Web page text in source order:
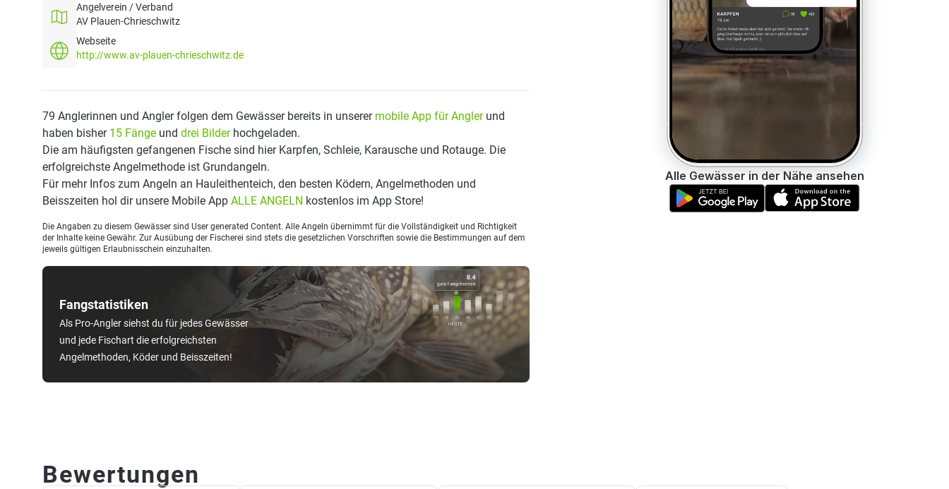
Angelverein / Verband
AV Plauen-Chrieschwitz
Webseite
http://www.av-plauen-chrieschwitz.de
Fangstatistiken
Als Pro-Angler siehst du für jedes Gewässer
und jede Fischart die erfolgreichsten
Angelmethoden, Köder und Beisszeiten!
79 Anglerinnen und Angler folgen dem Gewässer bereits in unserer mobile App für Anglerund
haben bisher 15 Fänge und drei Bilderhochgeladen.
Die am häufigsten gefangenen Fische sind hier Karpfen, Schleie, Karausche und Rotauge. Die
erfolgreichste Angelmethode ist Grundangeln.
Für mehr Infos zum Angeln an Hauleithenteich, den besten Ködern, Angelmethoden und
Beisszeiten hol dir unsere Mobile App ALLE ANGELN kostenlos im App Store!
Die Angaben zu diesem Gewässer sind User generated Content. Alle Angeln übernimmt für die Vollständigkeit und Richtigkeit
der Inhalte keine Gewähr. Zur Ausübung der Fischerei sind stets die gesetzlichen Vorschriften sowie die Bestimmungen auf dem
jeweils gültigen Erlaubnisschein einzuhalten.
Alle Gewässer in der Nähe ansehen
Bewertungen